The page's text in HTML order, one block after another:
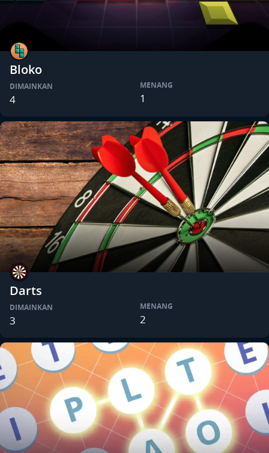
Bloko
DIMAINKAN
4
MENANG
1
Darts
DIMAINKAN
3
MENANG
2